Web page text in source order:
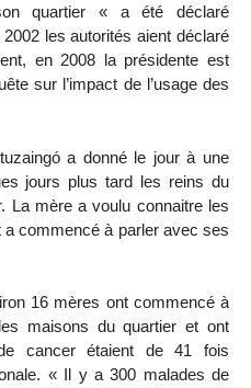
quartier « a été déclaré
2002 les autorités aient déclaré
en 2008 la présidente est
sur l’impact de l’usage des
a donné le jour à une
jours plus tard les reins du
La mère a voulu connaitre les
commencé à parler avec ses
16 mères ont commencé à
maisons du quartier et ont
cancer étaient de 41 fois
« Il y a 300 malades de